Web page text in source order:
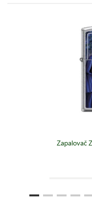
Zapalovač